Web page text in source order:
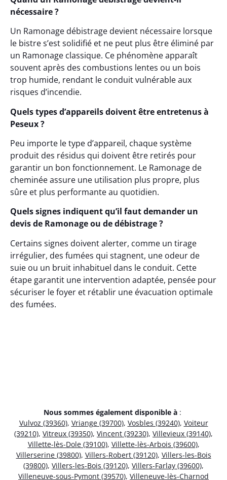
nécessaire ?
Un Ramonage débistrage devient nécessaire lorsque
le bistre s’est solidifié et ne peut plus être éliminé par
un Ramonage classique. Ce phénomène apparaît
souvent après des combustions lentes ou un bois
trop humide, rendant le conduit vulnérable aux
risques d’incendie.
Quels types d’appareils doivent être entretenus à
Peseux ?
Peu importe le type d’appareil, chaque système
produit des résidus qui doivent être retirés pour
garantir un bon fonctionnement. Le Ramonage de
cheminée assure une utilisation plus propre, plus
sûre et plus performante au quotidien.
Quels signes indiquent qu’il faut demander un
devis de Ramonage ou de débistrage ?
Certains signes doivent alerter, comme un tirage
irrégulier, des fumées qui stagnent, une odeur de
suie ou un bruit inhabituel dans le conduit. Cette
étape garantit une intervention adaptée, pensée pour
sécuriser le foyer et rétablir une évacuation optimale
des fumées.
Nous sommes également disponible à :
Vulvoz (39360), Vriange (39700), Vosbles (39240), Voiteur
(39210), Vitreux (39350), Vincent (39230), Villevieux (39140),
Villette-lès-Dole (39100), Villette-lès-Arbois (39600),
Villerserine (39800), Villers-Robert (39120), Villers-les-Bois
(39800), Villers-les-Bois (39120), Villers-Farlay (39600),
Villeneuve-sous-Pymont (39570), Villeneuve-lès-Charnod